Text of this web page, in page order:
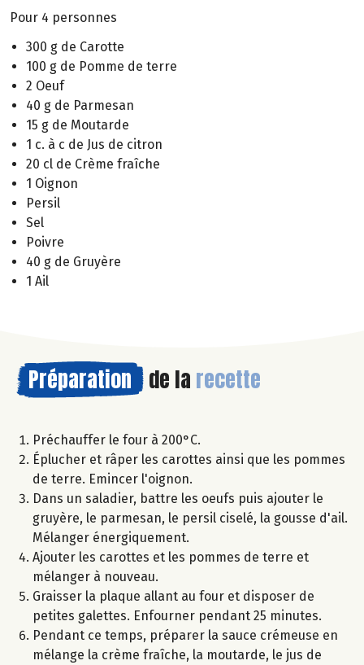
Pour 4 personnes
300 g de Carotte
100 g de Pomme de terre
2 Oeuf
40 g de Parmesan
15 g de Moutarde
1 c. à c de Jus de citron
20 cl de Crème fraîche
1 Oignon
Persil
Sel
Poivre
40 g de Gruyère
1 Ail
Préparation de la recette
Préchauffer le four à 200°C.
Éplucher et râper les carottes ainsi que les pommes
de terre. Emincer l'oignon.
Dans un saladier, battre les oeufs puis ajouter le
gruyère, le parmesan, le persil ciselé, la gousse d'ail.
Mélanger énergiquement.
Ajouter les carottes et les pommes de terre et
mélanger à nouveau.
Graisser la plaque allant au four et disposer de
petites galettes. Enfourner pendant 25 minutes.
Pendant ce temps, préparer la sauce crémeuse en
mélange la crème fraîche, la moutarde, le jus de